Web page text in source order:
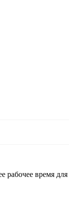
время